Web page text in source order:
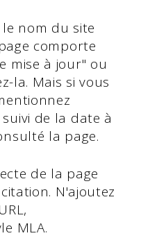
nom du site
comporte
mise à jour" ou
la. Mais si vous
de la date à
la page.
de la page
N'ajoutez
MLA.